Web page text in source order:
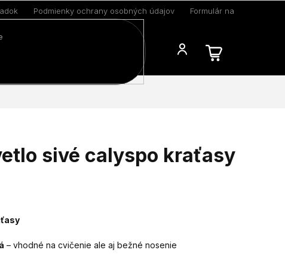
Podmienky ochrany osobných údajov Formulár na odstúpenie
sivé calyspo kraťasy
– vhodné na cvičenie ale aj bežné nosenie